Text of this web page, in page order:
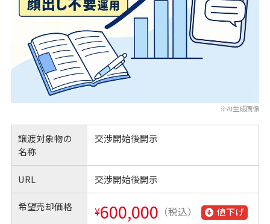
※AI生成画像
譲渡対象物の
名称
交渉開始後開示
URL 交渉開始後開示
希望売却価格 ¥600,000 （税込） 値下げ